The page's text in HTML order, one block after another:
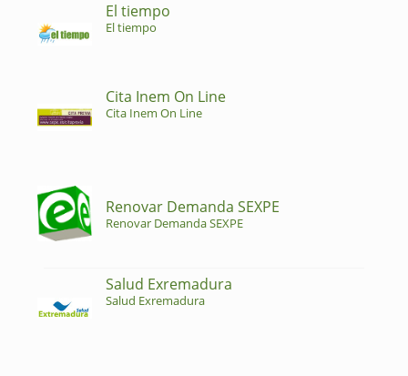
El tiempo
El tiempo
Cita Inem On Line
Cita Inem On Line
Renovar Demanda SEXPE
Renovar Demanda SEXPE
Salud Exremadura
Salud Exremadura